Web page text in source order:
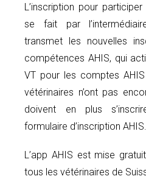
L’inscription pour
se fait par
transmet les nouvelles
compétences AHIS, qui
VT pour les comptes
vétérinaires n’ont pas
doivent en plus
formulaire d’inscription AHIS.
L’app AHIS est mise
tous les vétérinaires de